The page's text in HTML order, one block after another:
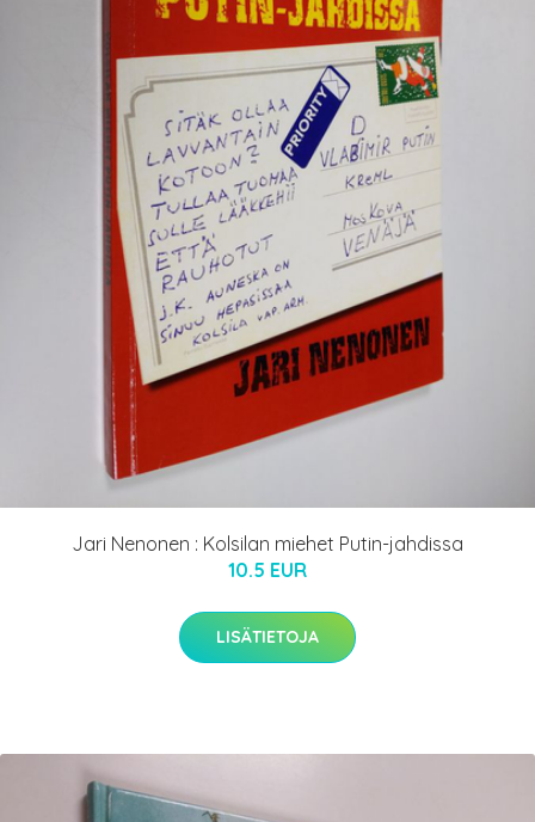
Jari Nenonen : Kolsilan miehet Putin-jahdissa
10.5 EUR
LISÄTIETOJA